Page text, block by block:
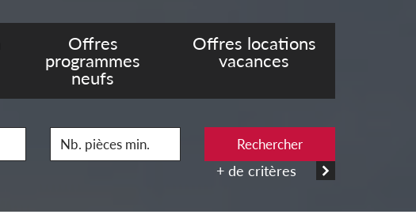
Offres
programmes
neufs
Offres locations
vacances
Rechercher
+ de critères